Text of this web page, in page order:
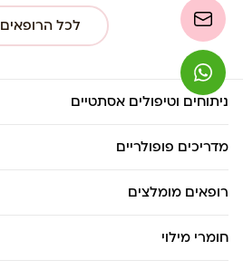
לכל הרופאים
ניתוחים וטיפולים אסתטיים
מדריכים פופולריים
רופאים מומלצים
חומרי מילוי